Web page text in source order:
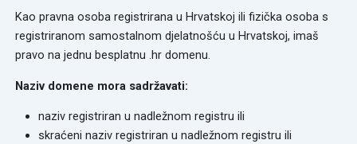
Kao pravna osoba registrirana u Hrvatskoj ili fizička osoba s
registriranom samostalnom djelatnošću u Hrvatskoj, imaš
pravo na jednu besplatnu .hr domenu.
Naziv domene mora sadržavati:
naziv registriran u nadležnom registru ili
skraćeni naziv registriran u nadležnom registru ili